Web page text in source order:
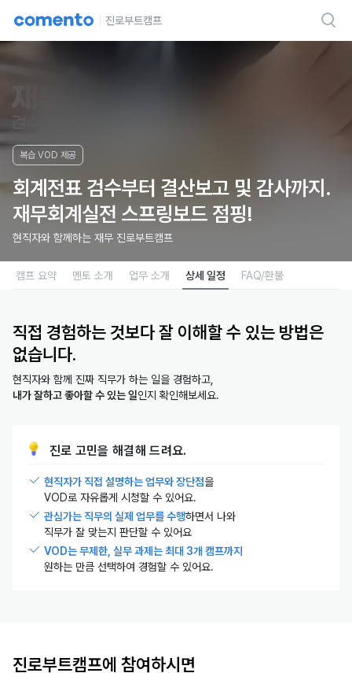
진로부트캠프
복습 VOD 제공
회계전표 검수부터 결산보고 및 감사까지.
재무회계실전 스프링보드 점핑!
현직자와 함께하는 재무 진로부트캠프
캠프 요약 멘토 소개 업무 소개 상세 일정 FAQ/환불
직접 경험하는 것보다 잘 이해할 수 있는 방법은
없습니다.
현직자와 함께 진짜 직무가 하는 일을 경험하고,
내가 잘하고 좋아할 수 있는 일인지 확인해보세요.
진로 고민을 해결해 드려요.
현직자가 직접 설명하는 업무와 장단점을
VOD로 자유롭게 시청할 수 있어요.
관심가는 직무의 실제 업무를 수행하면서 나와
직무가 잘 맞는지 판단할 수 있어요
VOD는 무제한, 실무 과제는 최대 3개 캠프까지
원하는 만큼 선택하여 경험할 수 있어요.
진로부트캠프에 참여하시면